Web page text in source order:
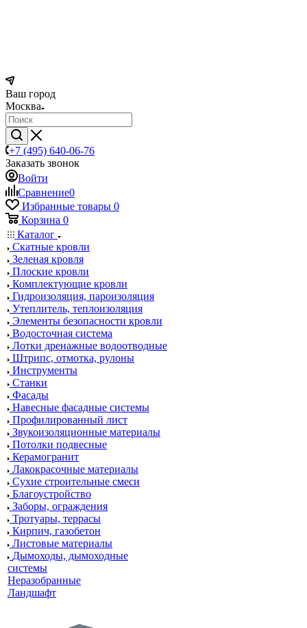
Ваш город
Москва
+7 (495) 640-06-76
Заказать звонок
Войти
Сравнение0
Избранные товары 0
Корзина 0
Каталог
Скатные кровли
Зеленая кровля
Плоские кровли
Комплектующие кровли
Гидроизоляция, пароизоляция
Утеплитель, теплоизоляция
Элементы безопасности кровли
Водосточная система
Лотки дренажные водоотводные
Штрипс, отмотка, рулоны
Инструменты
Станки
Фасады
Навесные фасадные системы
Профилированный лист
Звукоизоляционные материалы
Потолки подвесные
Керамогранит
Лакокрасочные материалы
Сухие строительные смеси
Благоустройство
Заборы, ограждения
Тротуары, террасы
Кирпич, газобетон
Листовые материалы
Дымоходы, дымоходные
системы
Неразобранные
Ландшафт